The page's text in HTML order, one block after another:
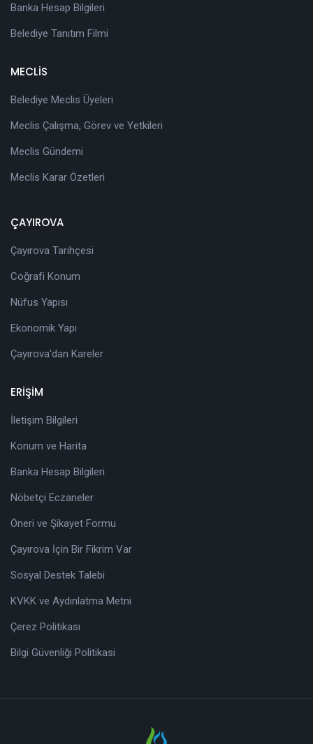
Banka Hesap Bilgileri
Belediye Tanıtım Filmi
MECLİS
Belediye Meclis Üyeleri
Meclis Çalışma, Görev ve Yetkileri
Meclis Gündemi
Meclis Karar Özetleri
ÇAYIROVA
Çayırova Tarihçesi
Coğrafi Konum
Nüfus Yapısı
Ekonomik Yapı
Çayırova'dan Kareler
ERİŞİM
İletişim Bilgileri
Konum ve Harita
Banka Hesap Bilgileri
Nöbetçi Eczaneler
Öneri ve Şikayet Formu
Çayırova İçin Bir Fikrim Var
Sosyal Destek Talebi
KVKK ve Aydınlatma Metni
Çerez Politikası
Bilgi Güvenliği Politikasi